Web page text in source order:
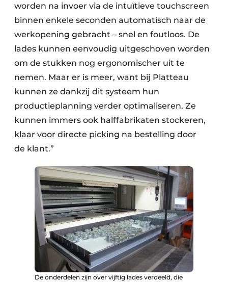
worden na invoer via de intuïtieve touchscreen
binnen enkele seconden automatisch naar de
werkopening gebracht – snel en foutloos. De
lades kunnen eenvoudig uitgeschoven worden
om de stukken nog ergonomischer uit te
nemen. Maar er is meer, want bij Platteau
kunnen ze dankzij dit systeem hun
productieplanning verder optimaliseren. Ze
kunnen immers ook halffabrikaten stockeren,
klaar voor directe picking na bestelling door
de klant.”
De onderdelen zijn over vijftig lades verdeeld, die